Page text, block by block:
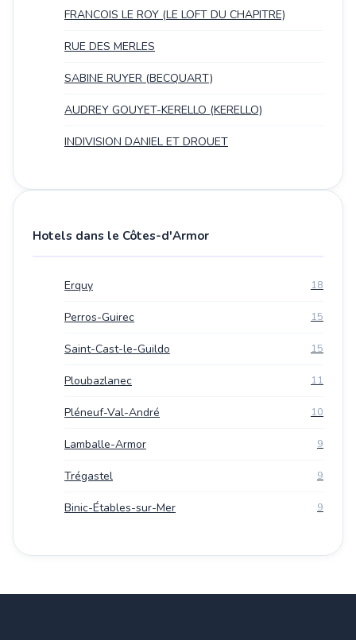
FRANCOIS LE ROY (LE LOFT DU CHAPITRE)
RUE DES MERLES
SABINE RUYER (BECQUART)
AUDREY GOUYET-KERELLO (KERELLO)
INDIVISION DANIEL ET DROUET
Hotels dans le Côtes-d'Armor
Erquy 18
Perros-Guirec 15
Saint-Cast-le-Guildo 15
Ploubazlanec 11
Pléneuf-Val-André 10
Lamballe-Armor 9
Trégastel 9
Binic-Étables-sur-Mer 9